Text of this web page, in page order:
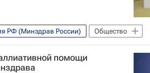
РФ (Минздрав России)
Общество
имени Н. И. Пирогова
Здоровье
красоты
Социальный навигатор
помощи